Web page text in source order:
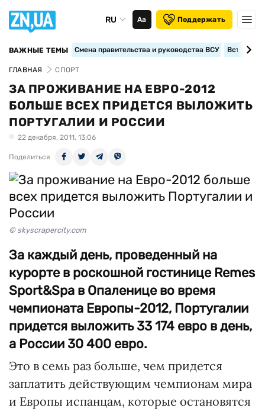
RU Аа Поддержать
ВАЖНЫЕ ТЕМЫ Смена правительства и руководства ВСУ
ГЛАВНАЯ СПОРТ
ЗА ПРОЖИВАНИЕ НА ЕВРО-2012
БОЛЬШЕ ВСЕХ ПРИДЕТСЯ ВЫЛОЖИТЬ
ПОРТУГАЛИИ И РОССИИ
22 декабря, 2011, 13:06
Поделиться
© skyscrapercity.com
За каждый день, проведенный на
курорте в роскошной гостинице Remes
Sport&Spa в Опаленице во время
чемпионата Европы-2012, Португалии
придется выложить 33 174 евро в день,
а России 30 400 евро.
Это в семь раз больше, чем придется
заплатить действующим чемпионам мира
и Европы испанцам, которые остановятся